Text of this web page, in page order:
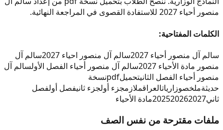
منصور أحياء 2027 للاستفادة القصوى في المراجعة النهائية.
الكلمات المفتاحية:
سالم آل منصور أحياء 2027
سالم آل منصور احياء 2027
سالم آل
منصور مادة الأحياء 2027
سالم آل منصور أحياء الفصل الأولسالم آل
منصور أحياء الفصل الثانيتحميلpdfنسخة
حديثةملخصوزارياتالعراقملازمجزء أولجزء ثانيفصل أولفصل
ثاني
202520262027 مادة الأحياء
ملفات مقترحة من نفس الصف